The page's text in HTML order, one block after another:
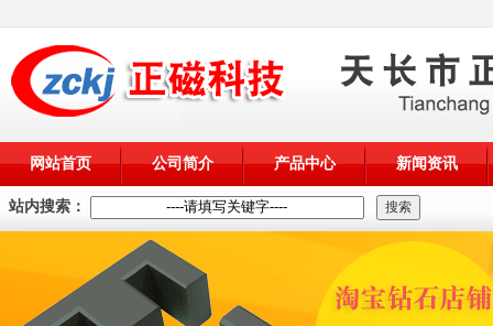
网站首页 公司简介 产品中心 新闻资讯
站内搜索：